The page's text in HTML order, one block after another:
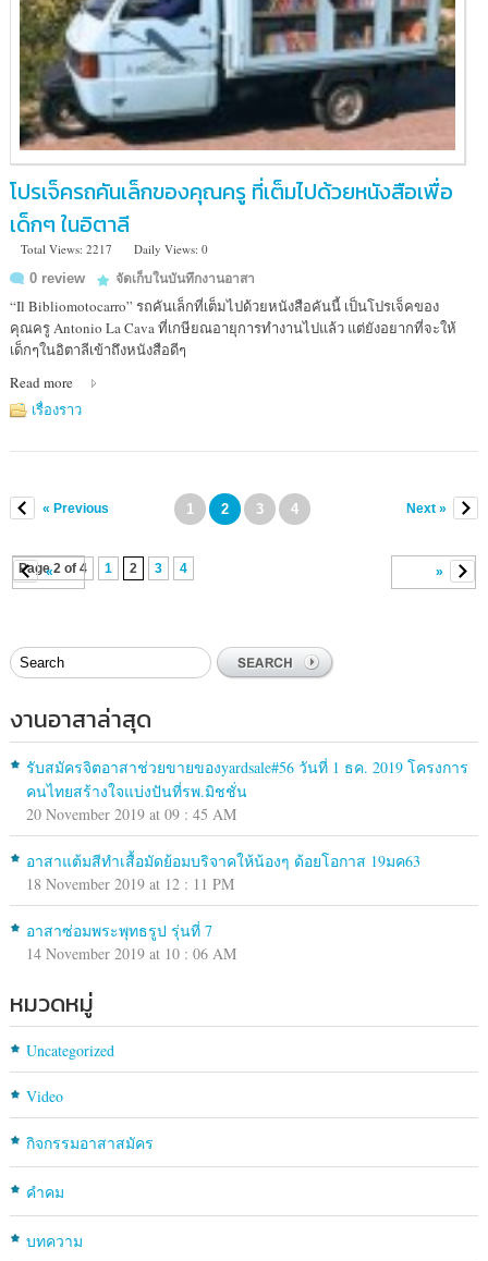
โปรเจ็ครถคันเล็กของคุณครู ที่เต็มไปด้วยหนังสือเพื่อ
เด็กๆ ในอิตาลี
Total Views: 2217
Daily Views: 0
0 review
จัดเก็บในบันทึกงานอาสา
“Il Bibliomotocarro” รถคันเล็กที่เต็มไปด้วยหนังสือคันนี้ เป็นโปรเจ็คของ
คุณครู Antonio La Cava ที่เกษียณอายุการทำงานไปแล้ว แต่ยังอยากที่จะให้
เด็กๆในอิตาลีเข้าถึงหนังสือดีๆ
Read more
เรื่องราว
« Previous 1 2 3 4 Next »
Page 2 of 4
« 1 2 3 4 »
งานอาสาล่าสุด
รับสมัครจิตอาสาช่วยขายของyardsale#56 วันที่ 1 ธค. 2019 โครงการ
คนไทยสร้างใจแบ่งปันที่รพ.มิชชั่น
20 November 2019 at 09 : 45 AM
อาสาแต้มสีทำเสื้อมัดย้อมบริจาคให้น้องๆ ด้อยโอกาส 19มค63
18 November 2019 at 12 : 11 PM
อาสาซ่อมพระพุทธรูป รุ่นที่ 7
14 November 2019 at 10 : 06 AM
หมวดหมู่
Uncategorized
Video
กิจกรรมอาสาสมัคร
คำคม
บทความ